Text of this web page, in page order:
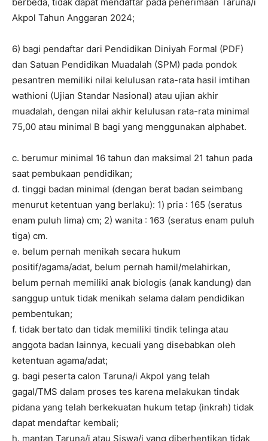
Akpol Tahun Anggaran 2024;
6) bagi pendaftar dari Pendidikan Diniyah Formal (PDF)
dan Satuan Pendidikan Muadalah (SPM) pada pondok
pesantren memiliki nilai kelulusan rata-rata hasil imtihan
wathioni (Ujian Standar Nasional) atau ujian akhir
muadalah, dengan nilai akhir kelulusan rata-rata minimal
75,00 atau minimal B bagi yang menggunakan alphabet.
c. berumur minimal 16 tahun dan maksimal 21 tahun pada
saat pembukaan pendidikan;
d. tinggi badan minimal (dengan berat badan seimbang
menurut ketentuan yang berlaku): 1) pria : 165 (seratus
enam puluh lima) cm; 2) wanita : 163 (seratus enam puluh
tiga) cm.
e. belum pernah menikah secara hukum
positif/agama/adat, belum pernah hamil/melahirkan,
belum pernah memiliki anak biologis (anak kandung) dan
sanggup untuk tidak menikah selama dalam pendidikan
pembentukan;
f. tidak bertato dan tidak memiliki tindik telinga atau
anggota badan lainnya, kecuali yang disebabkan oleh
ketentuan agama/adat;
g. bagi peserta calon Taruna/i Akpol yang telah
gagal/TMS dalam proses tes karena melakukan tindak
pidana yang telah berkekuatan hukum tetap (inkrah) tidak
dapat mendaftar kembali;
h. mantan Taruna/i atau Siswa/i yang diberhentikan tidak